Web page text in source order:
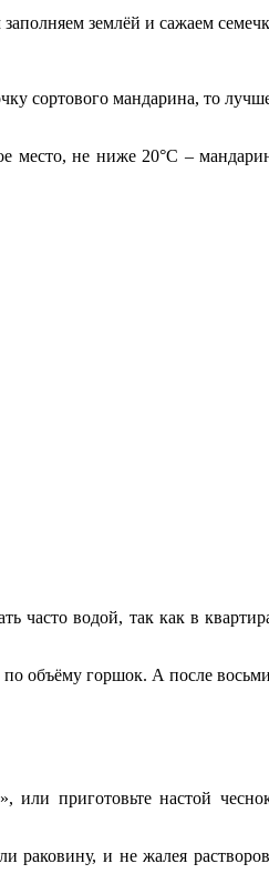
землёй и сажаем
сортового мандарина, то
место, не ниже 20°С –
водой, так как в
объёму горшок. А после восьми
или приготовьте настой
и не жалея